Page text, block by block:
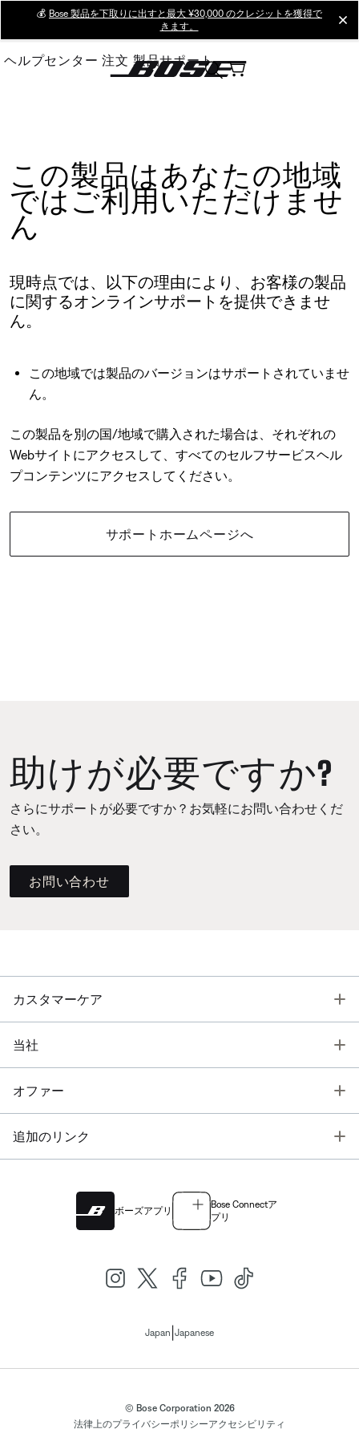
Main
💰 Bose 製品を下取りに出すと最大 ¥30,000 のクレジットを獲得で
きます。
ヘルプセンター 注文 製品サポート
この製品はあなたの地域
ではご利用いただけませ
ん
現時点では、以下の理由により、お客様の製品
に関するオンラインサポートを提供できませ
ん。
この地域では製品のバージョンはサポートされていませ
ん。
この製品を別の国/地域で購入された場合は、それぞれの
Webサイトにアクセスして、すべてのセルフサービスヘル
プコンテンツにアクセスしてください。
サポートホームページへ
助けが必要ですか?
さらにサポートが必要ですか？お気軽にお問い合わせくだ
さい。
お問い合わせ
カスタマーケア
当社
オファー
追加のリンク
ボーズアプリ
Bose Connectア
プリ
Japan Japanese
© Bose Corporation 2026
法律上のプライバシーポリシーアクセシビリティ